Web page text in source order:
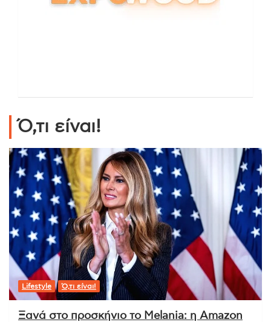
Ό,τι είναι!
Lifestyle Ό,τι είναι!
Ξανά στο προσκήνιο το Melania: η Amazon